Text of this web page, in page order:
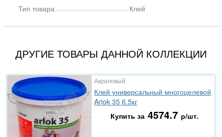
Тип товара
Клей
ДРУГИЕ ТОВАРЫ ДАННОЙ КОЛЛЕКЦИИ
Акриловый
Клей универсальный многоцелевой
Arlok 35 6.5кг
Купить за 4574.7 р/шт.